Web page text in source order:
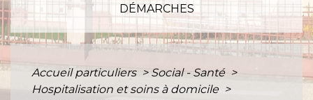
DÉMARCHES
Accueil particuliers > Social - Santé >
Hospitalisation et soins à domicile >